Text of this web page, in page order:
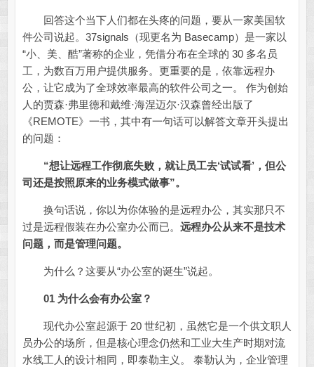
回答这个当下人们都在头疼的问题，要从一家美国软
件公司说起。37signals（现更名为 Basecamp）是一家以
“小、美、酷”著称的企业，凭借分布在全球的 30 多名员
工，为数百万用户提供服务。更重要的是，依靠远程办
公，让它成为了全球效率最高的软件公司之一。 作为创始
人的贾森·弗里德和戴维·海涅迈尔·汉森曾经出版了
《REMOTE》一书，其中有一句话可以解答文章开头提出
的问题：
“想让远程工作彻底失败，就让员工去‘试试看’，但公
司还是按照原来的业务模式做事”。
换句话说，你以为你体验的是远程办公，其实那只不
过是远程假装在办公室办公而已。 远程办公从来不是技术
问题，而是管理问题。
为什么？这要从“办公室的诞生”说起。
01 为什么会有办公室？
现代办公室起源于 20 世纪初，虽然它是一个供文职人
员办公的场所，但是核心理念仍然和工业大生产时期对流
水线工人的设计相同，即泰勒主义。 泰勒认为，企业管理